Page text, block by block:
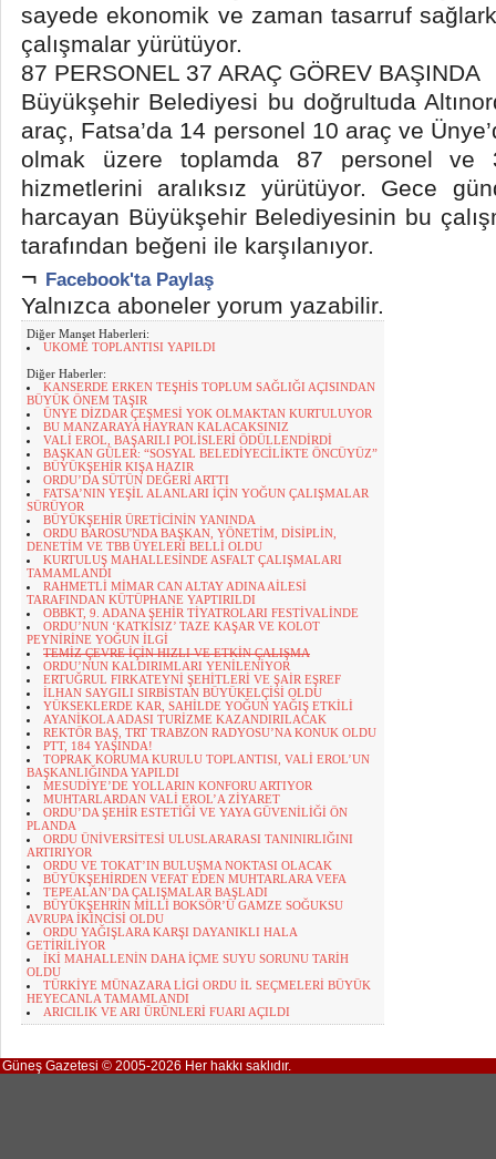
sayede ekonomik ve zaman tasarruf
çalışmalar yürütüyor.
87 PERSONEL 37 ARAÇ GÖREV BAŞINDA
Büyükşehir Belediyesi bu doğrultuda
araç, Fatsa’da 14 personel 10 araç ve
olmak üzere toplamda 87 personel
hizmetlerini aralıksız yürütüyor. Gece
harcayan Büyükşehir Belediyesinin bu
tarafından beğeni ile karşılanıyor.
¬ Facebook'ta Paylaş
Yalnızca aboneler yorum yazabilir.
Diğer Manşet Haberleri:
UKOME TOPLANTISI YAPILDI
Diğer Haberler:
KANSERDE ERKEN TEŞHİS TOPLUM SAĞLIĞI AÇISINDAN
BÜYÜK ÖNEM TAŞIR
ÜNYE DİZDAR ÇEŞMESİ YOK OLMAKTAN KURTULUYOR
BU MANZARAYA HAYRAN KALACAKSINIZ
VALİ EROL, BAŞARILI POLİSLERİ ÖDÜLLENDİRDİ
BAŞKAN GÜLER: “SOSYAL BELEDİYECİLİKTE ÖNCÜYÜZ”
BÜYÜKŞEHİR KIŞA HAZIR
ORDU’DA SÜTÜN DEĞERİ ARTTI
FATSA’NIN YEŞİL ALANLARI İÇİN YOĞUN ÇALIŞMALAR
SÜRÜYOR
BÜYÜKŞEHİR ÜRETİCİNİN YANINDA
ORDU BAROSU'NDA BAŞKAN, YÖNETİM, DİSİPLİN,
DENETİM VE TBB ÜYELERİ BELLİ OLDU
KURTULUŞ MAHALLESİNDE ASFALT ÇALIŞMALARI
TAMAMLANDI
RAHMETLİ MİMAR CAN ALTAY ADINA AİLESİ
TARAFINDAN KÜTÜPHANE YAPTIRILDI
OBBKT, 9. ADANA ŞEHİR TİYATROLARI FESTİVALİNDE
ORDU’NUN ‘KATKISIZ’ TAZE KAŞAR VE KOLOT
PEYNİRİNE YOĞUN İLGİ
TEMİZ ÇEVRE İÇİN HIZLI VE ETKİN ÇALIŞMA
ORDU’NUN KALDIRIMLARI YENİLENİYOR
ERTUĞRUL FIRKATEYNİ ŞEHİTLERİ VE ŞAİR EŞREF
İLHAN SAYGILI SIRBİSTAN BÜYÜKELÇİSİ OLDU
YÜKSEKLERDE KAR, SAHİLDE YOĞUN YAĞIŞ ETKİLİ
AYANİKOLA ADASI TURİZME KAZANDIRILACAK
REKTÖR BAŞ, TRT TRABZON RADYOSU’NA KONUK OLDU
PTT, 184 YAŞINDA!
TOPRAK KORUMA KURULU TOPLANTISI, VALİ EROL’UN
BAŞKANLIĞINDA YAPILDI
MESUDİYE’DE YOLLARIN KONFORU ARTIYOR
MUHTARLARDAN VALİ EROL’A ZİYARET
ORDU’DA ŞEHİR ESTETİĞİ VE YAYA GÜVENİLİĞİ ÖN
PLANDA
ORDU ÜNİVERSİTESİ ULUSLARARASI TANINIRLIĞINI
ARTIRIYOR
ORDU VE TOKAT’IN BULUŞMA NOKTASI OLACAK
BÜYÜKŞEHİRDEN VEFAT EDEN MUHTARLARA VEFA
TEPEALAN’DA ÇALIŞMALAR BAŞLADI
BÜYÜKŞEHRİN MİLLİ BOKSÖR’Ü GAMZE SOĞUKSU
AVRUPA İKİNCİSİ OLDU
ORDU YAĞIŞLARA KARŞI DAYANIKLI HALA
GETİRİLİYOR
İKİ MAHALLENİN DAHA İÇME SUYU SORUNU TARİH
OLDU
TÜRKİYE MÜNAZARA LİGİ ORDU İL SEÇMELERİ BÜYÜK
HEYECANLA TAMAMLANDI
ARICILIK VE ARI ÜRÜNLERİ FUARI AÇILDI
Güneş Gazetesi © 2005-2026 Her hakkı saklıdır.